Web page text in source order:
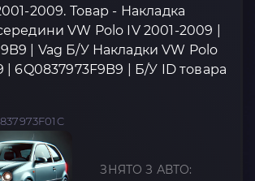
2009. Товар - Накладка
VW Polo IV 2001-2009 |
| Vag Б/У Накладки VW Polo
| 6Q0837973F9B9 | Б/У ID товара
ЗНЯТО З АВТО: